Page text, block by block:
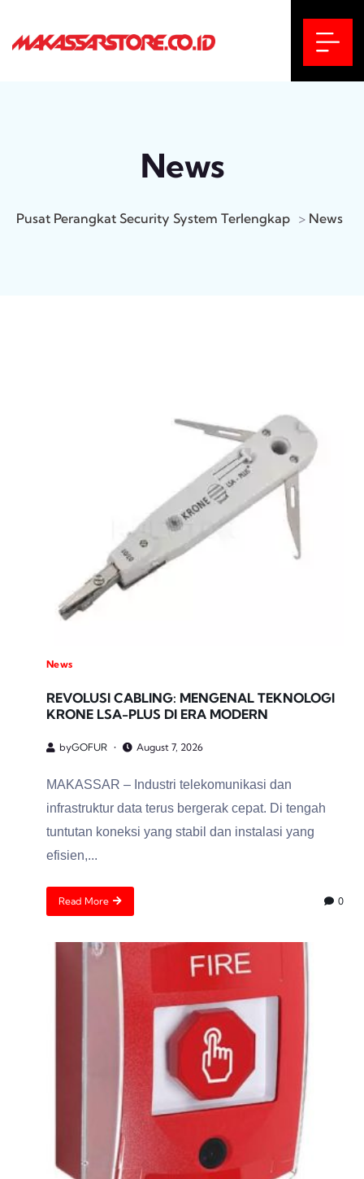
News
Pusat Perangkat Security System Terlengkap > News
News
REVOLUSI CABLING: MENGENAL TEKNOLOGI
KRONE LSA-PLUS DI ERA MODERN
byGOFUR August 7, 2026
MAKASSAR – Industri telekomunikasi dan
infrastruktur data terus bergerak cepat. Di tengah
tuntutan koneksi yang stabil dan instalasi yang
efisien,...
Read More 0